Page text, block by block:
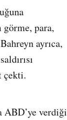
para,
ayrıca,
çekti.
ABD’ye verdiği